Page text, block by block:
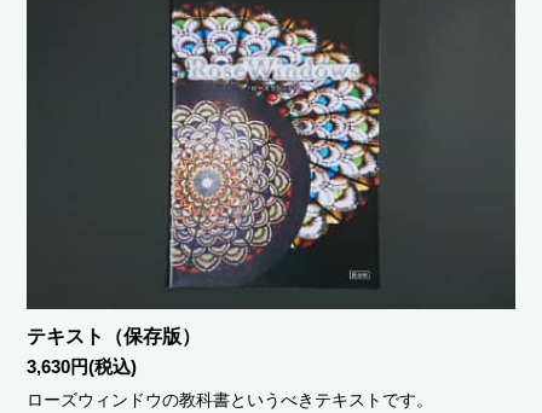
テキスト（保存版）
3,630円(税込)
ローズウィンドウの教科書というべきテキストです。